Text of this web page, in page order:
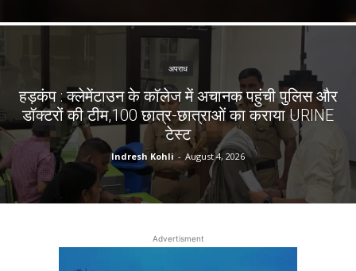
अपराध
हड़कंप : क्लेमेंटाउन के कॉलेज में अचानक पहुंची पुलिस और
डॉक्टरों की टीम,100 छात्र-छात्राओं का कराया URINE
टेस्ट
Indresh Kohli - August 4, 2026
Advertisment